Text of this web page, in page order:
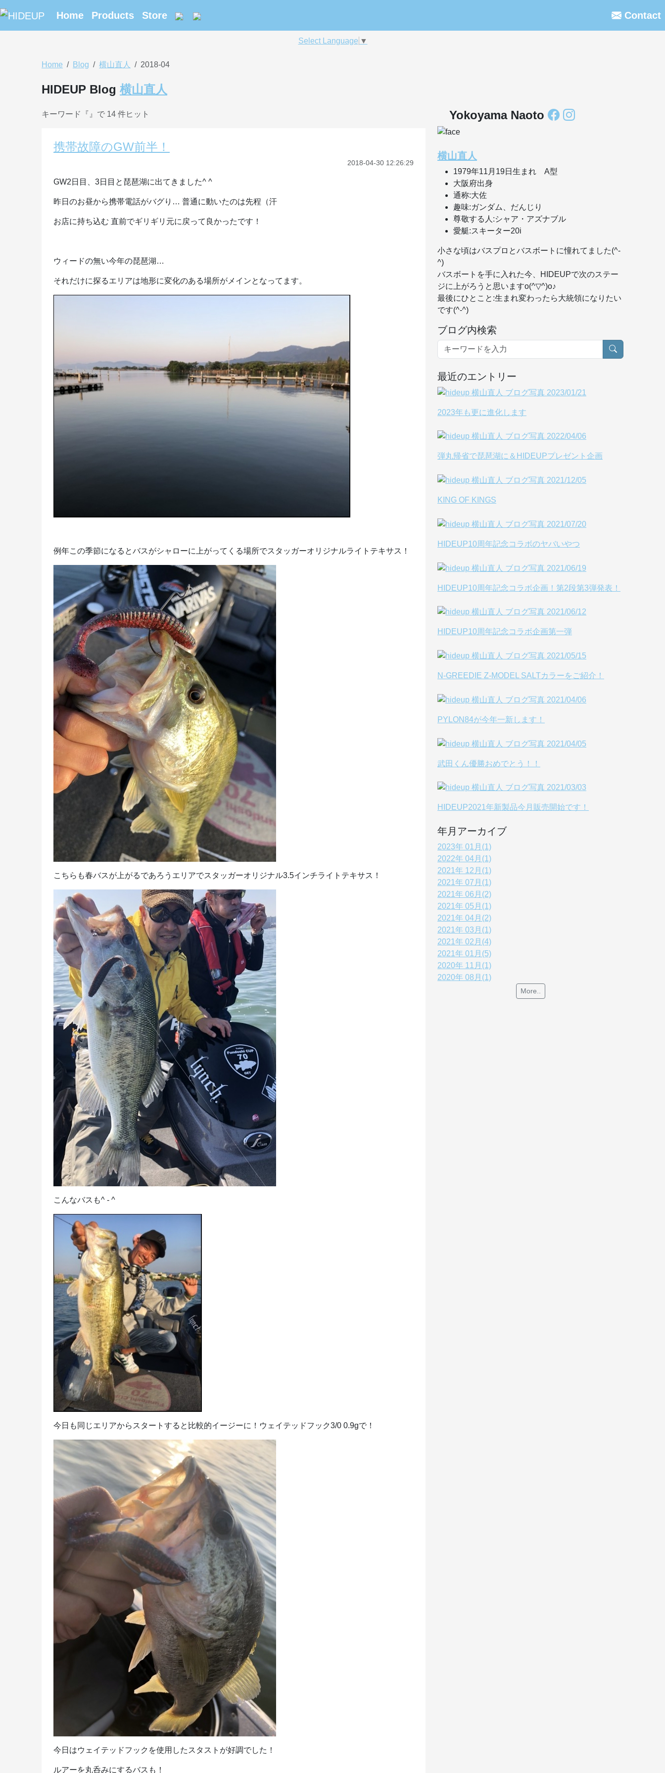
Home Products Store Contact
Select Language ▼
Home Blog 横山直人 2018-04
HIDEUP Blog 横山直人
キーワード『 』で 14 件ヒット
携帯故障のGW前半！
2018-04-30 12:26:29
GW2日目、3日目と琵琶湖に出てきました^ ^
昨日のお昼から携帯電話がバグり… 普通に動いたのは先程（汗
お店に持ち込む 直前でギリギリ元に戻って良かったです！
ウィードの無い今年の琵琶湖…
それだけに探るエリアは地形に変化のある場所がメインとなってます。
例年この季節になるとバスがシャローに上がってくる場所でスタッガーオリジナルライトテキサス！
こちらも春バスが上がるであろうエリアでスタッガーオリジナル3.5インチライトテキサス！
こんなバスも^ - ^
今日も同じエリアからスタートすると比較的イージーに！ウェイテッドフック3/0 0.9gで！
今日はウェイテッドフックを使用したスタストが好調でした！
ルアーを丸呑みにするバスも！
Yokoyama Naoto
横山直人
1979年11月19日生まれ A型
大阪府出身
通称:大佐
趣味:ガンダム、だんじり
尊敬する人:シャア・アズナブル
愛艇:スキーター20i
小さな頃はバスプロとバスボートに憧れてました(^-
^)
バスボートを手に入れた今、HIDEUPで次のステー
ジに上がろうと思いますo(^▽^)o♪
最後にひとこと:生まれ変わったら大統領になりたい
です(^-^)
ブログ内検索
最近のエントリー
2023年も更に進化します
弾丸帰省で琵琶湖に＆HIDEUPプレゼント企画
KING OF KINGS
HIDEUP10周年記念コラボのヤバいやつ
HIDEUP10周年記念コラボ企画！第2段第3弾発表！
HIDEUP10周年記念コラボ企画第一弾
N-GREEDIE Z-MODEL SALTカラーをご紹介！
PYLON84が今年一新します！
武田くん優勝おめでとう！！
HIDEUP2021年新製品今月販売開始です！
年月アーカイブ
2023年 01月(1)
2022年 04月(1)
2021年 12月(1)
2021年 07月(1)
2021年 06月(2)
2021年 05月(1)
2021年 04月(2)
2021年 03月(1)
2021年 02月(4)
2021年 01月(5)
2020年 11月(1)
2020年 08月(1)
More..